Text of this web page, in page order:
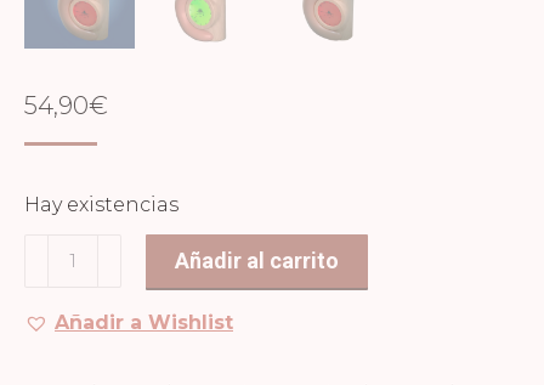
54,90€
Hay existencias
Reloj
cantidad
Añadir al carrito
Añadir a Wishlist